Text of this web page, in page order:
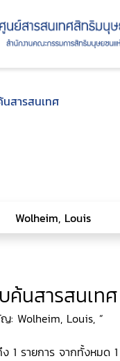
สารสนเทศ
ค้นสารสนเทศ
: Wolheim, Louis, ”
1 รายการ จากทั้งหมด